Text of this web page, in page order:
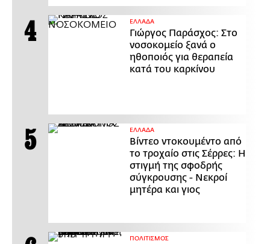
ΕΛΛΑΔΑ
Γιώργος Παράσχος: Στο
νοσοκομείο ξανά ο
ηθοποιός για θεραπεία
κατά του καρκίνου
ΕΛΛΑΔΑ
Βίντεο ντοκουμέντο από
το τροχαίο στις Σέρρες: Η
στιγμή της σφοδρής
σύγκρουσης - Νεκροί
μητέρα και γιος
ΠΟΛΙΤΙΣΜΟΣ